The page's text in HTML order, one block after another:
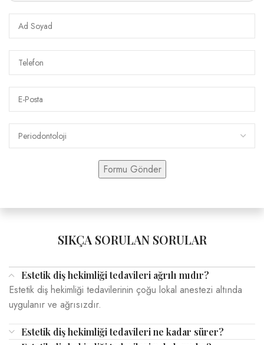
SIKÇA SORULAN SORULAR
Estetik diş hekimliği tedavileri ağrılı mıdır?
Estetik diş hekimliği tedavilerinin çoğu lokal anestezi altında
uygulanır ve ağrısızdır.
Estetik diş hekimliği tedavileri ne kadar sürer?